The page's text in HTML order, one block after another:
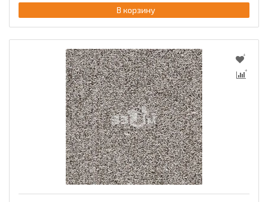
В корзину